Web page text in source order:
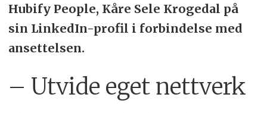
Hubify People, Kåre Sele Krogedal på
sin LinkedIn-profil i forbindelse med
ansettelsen.
– Utvide eget nettverk